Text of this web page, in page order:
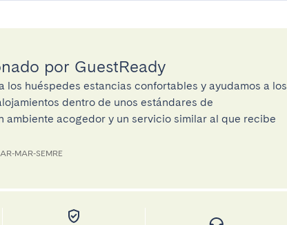
por GuestReady
los huéspedes estancias confortables y ayudamos a los
dentro de unos estándares de
ambiente acogedor y un servicio similar al que recibe
MAR-SEMRE